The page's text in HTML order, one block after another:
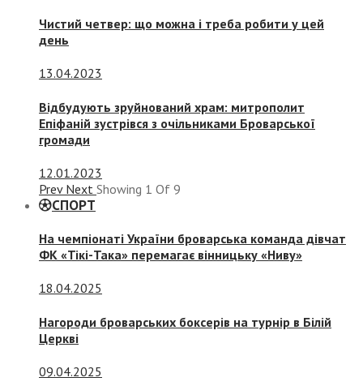
Чистий четвер: що можна і треба робити у цей
день
13.04.2023
Відбудують зруйнований храм: митрополит
Епіфаній зустрівся з очільниками Броварської
громади
12.01.2023
Prev Next Showing 1 Of 9
СПОРТ
На чемпіонаті України броварська команда дівчат
ФК «Тікі-Така» перемагає вінницьку «Ниву»
18.04.2025
Нагороди броварських боксерів на турнір в Білій
Церкві
09.04.2025